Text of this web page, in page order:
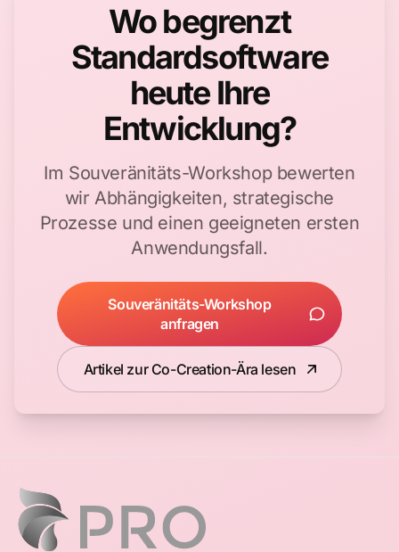
Wo begrenzt
Standardsoftware
heute Ihre
Entwicklung?
Im Souveränitäts-Workshop bewerten
wir Abhängigkeiten, strategische
Prozesse und einen geeigneten ersten
Anwendungsfall.
Souveränitäts-Workshop
anfragen
Artikel zur Co-Creation-Ära lesen